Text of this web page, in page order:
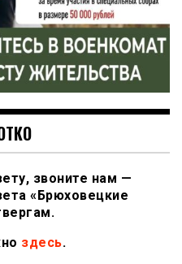
звоните нам —
«Брюховецкие
здесь.